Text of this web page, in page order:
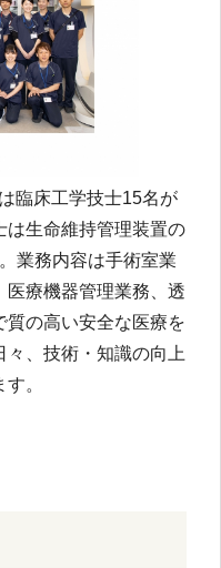
臨床工学技士15名が
は生命維持管理装置の
業務内容は手術室業
医療機器管理業務、透
質の高い安全な医療を
、技術・知識の向上
。